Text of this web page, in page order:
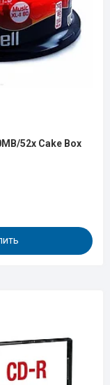
52х Cake Box